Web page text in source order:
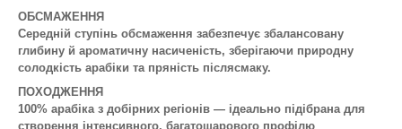
ОБСМАЖЕННЯ
Середній ступінь обсмаження забезпечує збалансовану
глибину й ароматичну насиченість, зберігаючи природну
солодкість арабіки та пряність післясмаку.
ПОХОДЖЕННЯ
100% арабіка з добірних регіонів — ідеально підібрана для
створення інтенсивного, багатошарового профілю